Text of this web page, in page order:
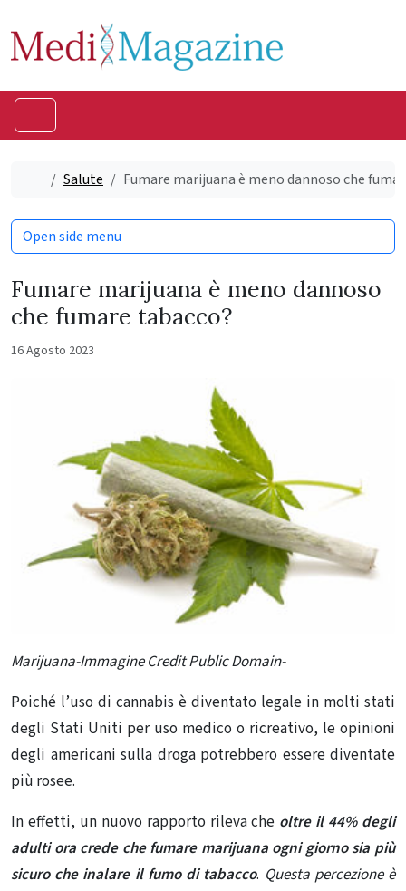
Home
Salute Fumare marijuana è meno dannoso che
Fumare marijuana è meno dannoso
che fumare tabacco?
16 Agosto 2023
Marijuana-Immagine Credit Public Domain-
Poiché l’uso di cannabis è diventato legale in molti stati
degli Stati Uniti per uso medico o ricreativo, le opinioni
degli americani sulla droga potrebbero essere diventate
più rosee.
In effetti, un nuovo rapporto rileva che oltre il 44% degli
adulti ora crede che fumare marijuana ogni giorno sia più
sicuro che inalare il fumo di tabacco. Questa percezione è
Open side menu